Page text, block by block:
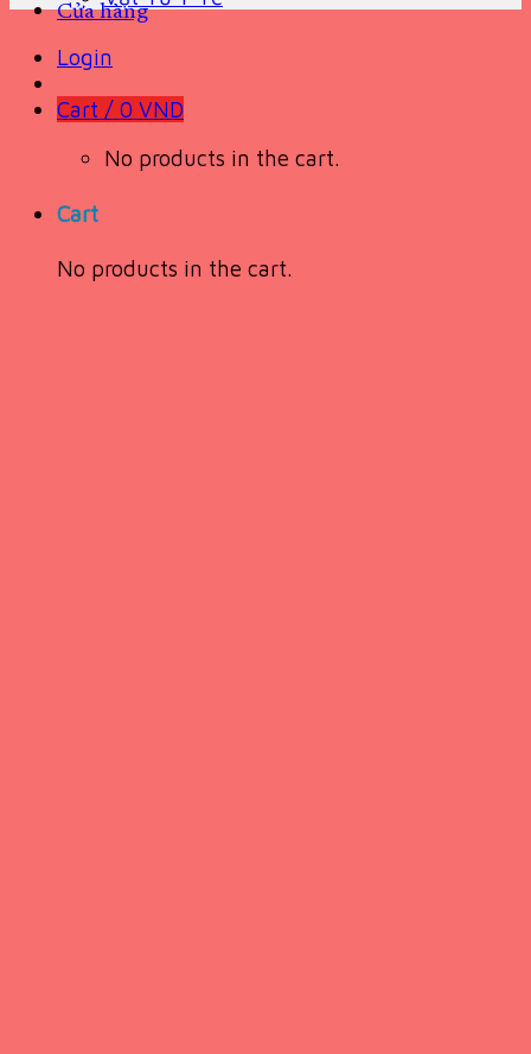
Cửa hàng
Login
Cart / 0 VND
No products in the cart.
Cart
No products in the cart.